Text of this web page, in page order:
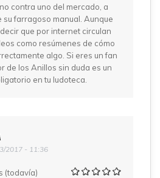
contra uno del mercado, a
su farragoso manual. Aunque
que por internet circulan
como resúmenes de cómo
algo. Si eres un fan
de los Anillos sin duda es un
en tu ludoteca.
2017 - 11:36
(todavía)